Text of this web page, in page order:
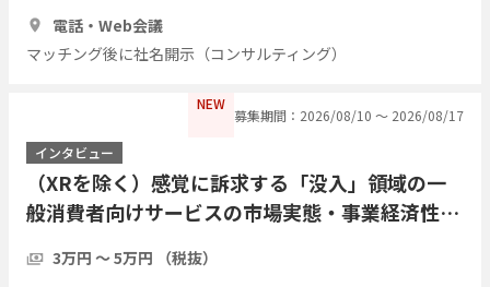
電話・Web会議
マッチング後に社名開示（コンサルティング）
NEW
募集期間：2026/08/10 〜 2026/08/17
インタビュー
（XRを除く）感覚に訴求する「没入」領域の一
般消費者向けサービスの市場実態・事業経済性・
3万円 〜 5万円 （税抜）